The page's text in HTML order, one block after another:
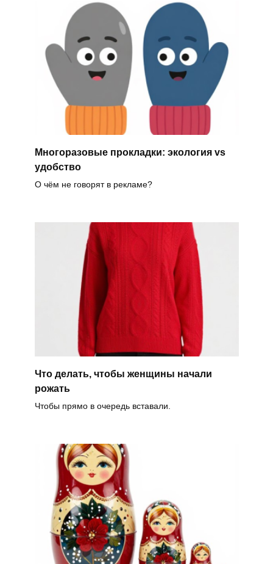
Многоразовые прокладки: экология vs
удобство
О чём не говорят в рекламе?
Что делать, чтобы женщины начали
рожать
Чтобы прямо в очередь вставали.